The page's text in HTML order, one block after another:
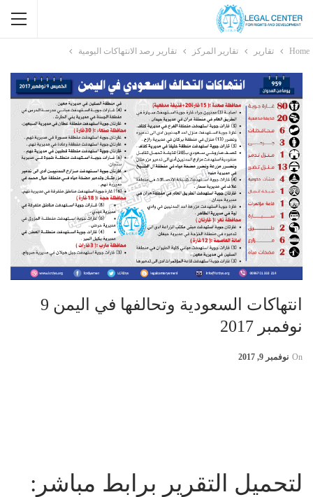
Home تقارير تقارير المركز تقارير رصد الانتهاكات اليومية
انتهاكات السعودية وتحالفها في اليمن 9
نوفمبر 2017
On نوفمبر 9, 2017
لتحميل التقرير برابط مباشر: